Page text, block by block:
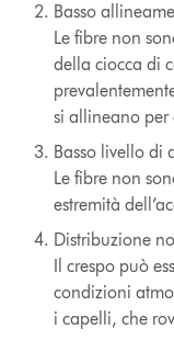
Basso
Le fibre non
della ciocca di
si allineano per
Basso livello di
Le fibre non
estremità
Distribuzione
Il crespo può
condizioni
i capelli, che